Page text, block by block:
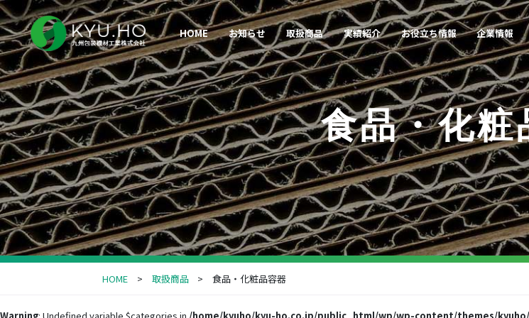
HOME お知らせ 取扱商品 実績紹介 お役立ち情報 企業情報
食品・化粧
HOME 取扱商品 食品・化粧品容器